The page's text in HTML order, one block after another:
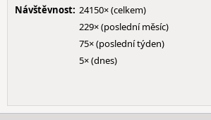
Návštěvnost: 24150× (celkem)
229× (poslední měsíc)
75× (poslední týden)
5× (dnes)